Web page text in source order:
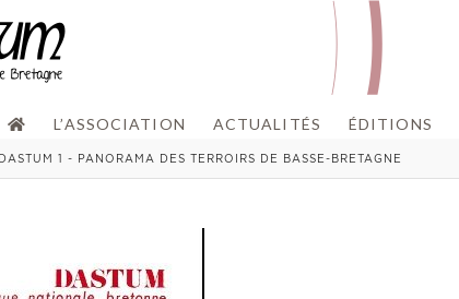
L’ASSOCIATION ACTUALITÉS ÉDITIONS
1 - PANORAMA DES TERROIRS DE BASSE-BRETAGNE